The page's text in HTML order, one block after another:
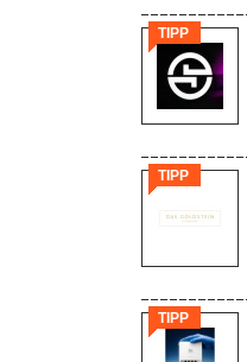
TIPP
TIPP
TIPP